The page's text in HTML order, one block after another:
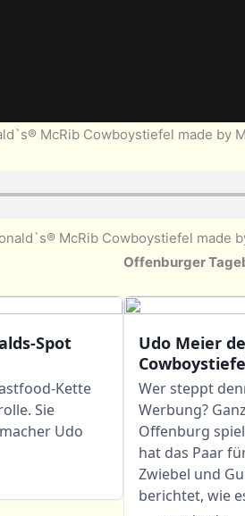
McRib Cowboystiefel made by
McRib Cowboystiefel made
Spot
Kette
Sie
Udo
Offenburger
Udo Meier
Wer steppt
Werbung?
Offenburg
hat das Paar
Zwiebel und
berichtet, wie